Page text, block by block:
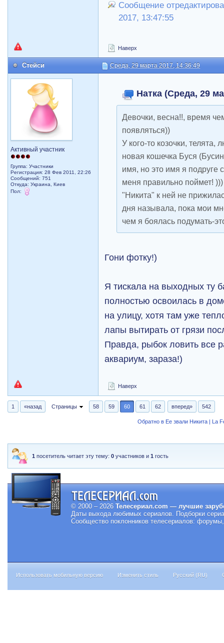
Сообщение
2017, 13:47:55
Наверх
Стейси Среда, 29 марта 2017, 14:36:49
Активный участник
Группа: Участники
Регистрация: 28 Фев 2011, 22:26
Сообщений: 751
Откуда: Украина, Киев
Пол:
Натка (Среда, 29
Девочки, весна!!, время
появляться))
У кого-то козочки,
новая кошечка Буся
имя, но это имя я подруге
меня правильно поймет! )))
"Никита" к ней не
дня называла, пока мои
чем я боялась подумать-
Гони фотку!)
Я тискала на выходных ту
полностью освоилась в
на улицу, хотя там уже
лапы вытирать от грязи
Правда, рыбок ловить все
аквариум, зараза!)
Наверх
1 «назад Страницы 58 59 60 61 62 вперед» 542
Обратно в Ее звали Никита | La
1 посетитель читает эту тему:0 участников и1 гость
© 2000 – 2026 Телесериал.com — лучшие
Даты выхода любимых сериалов. Подборки
Сообщество поклонников телесериалов:
Использовать мобильную версию Изменить стиль Русский (RU)